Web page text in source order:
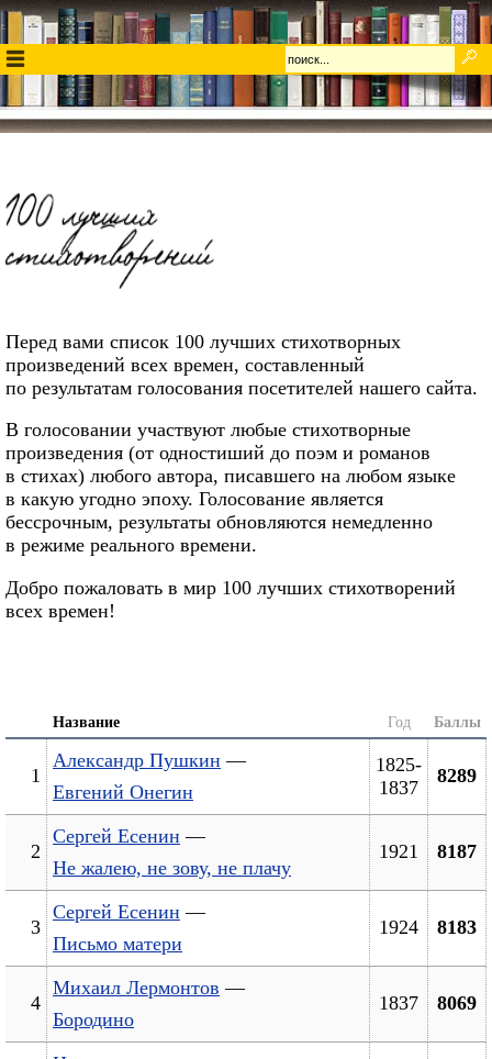
Перед вами список 100 лучших стихотворных
произведений всех времен, составленный
по результатам голосования посетителей нашего сайта.
В голосовании участвуют любые стихотворные
произведения (от одностиший до поэм и романов
в стихах) любого автора, писавшего на любом языке
в какую угодно эпоху. Голосование является
бессрочным, результаты обновляются немедленно
в режиме реального времени.
Добро пожаловать в мир 100 лучших стихотворений
всех времен!
Название Год Баллы
1
Александр Пушкин —
Евгений Онегин
1825-
1837
8289
2
Сергей Есенин —
Не жалею, не зову, не плачу
1921 8187
3
Сергей Есенин —
Письмо матери
1924 8183
4
Михаил Лермонтов —
Бородино
1837 8069